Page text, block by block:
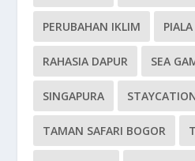
PERUBAHAN IKLIM
RAHASIA DAPUR SEA
SINGAPURA
TAMAN SAFARI BOGOR